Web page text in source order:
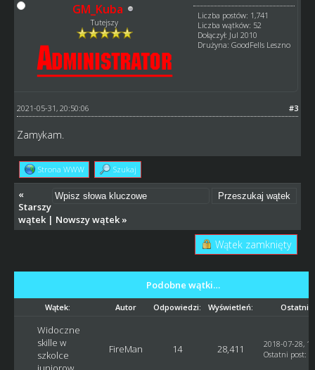
GM_Kuba
Tutejszy
Liczba postów: 1,741
Liczba wątków: 52
Dołączył: Jul 2010
Drużyna: GoodFells Leszno
#3
2021-05-31, 20:50:06
Zamykam.
Strona WWW Szukaj
«
Starszy
wątek| Nowszy wątek»
Wątek zamknięty
Podobne wątki…
Wątek: Autor Odpowiedzi: Wyświetleń: Ostatni
Widoczne
skille w
szkolce
FireMan 14 28,411
2018-07-28,
Ostatni post: